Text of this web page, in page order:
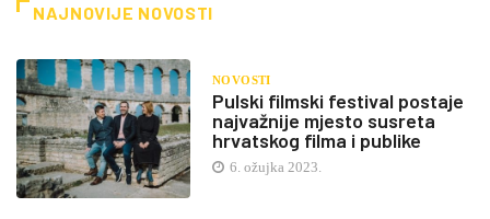
NAJNOVIJE NOVOSTI
NOVOSTI
Pulski filmski festival postaje
najvažnije mjesto susreta
hrvatskog filma i publike
6. ožujka 2023.